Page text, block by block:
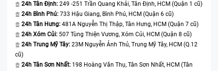
24h Tân Định: 249 -251 Trần Quang Khải, Tân Định, HCM (Quận 1 cũ)
24h Bình Phú: 733 Hậu Giang, Bình Phú, HCM (Quận 6 cũ)
24h Tân Hưng: 481A Nguyễn Thị Thập, Tân Hưng, HCM (Quận 7 cũ)
24h Xóm Củi: 507 Tùng Thiện Vương, Xóm Củi, HCM (Quận 8 cũ)
24h Trung Mỹ Tây: 23M Nguyễn Ảnh Thủ, Trung Mỹ Tây, HCM (Q.12
cũ)
24h Tân Sơn Nhất: 198 Hoàng Văn Thụ, Tân Sơn Nhất, HCM (Tân